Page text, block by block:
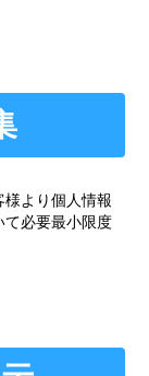
より個人情報
て必要最小限度